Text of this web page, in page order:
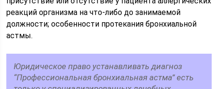
реакций организма на что-либо до занимаемой
должности; особенности протекания бронхиальной
астмы.
Юридическое право устанавливать диагноз
“Профессиональная бронхиальная астма” есть